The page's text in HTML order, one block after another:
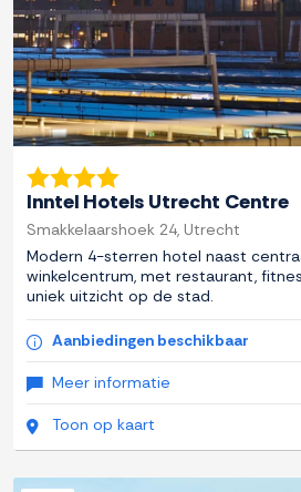
Inntel Hotels Utrecht Centre
Smakkelaarshoek 24, Utrecht
Modern 4-sterren hotel naast
winkelcentrum, met restaurant,
uniek uitzicht op de stad.
Aanbiedingen beschikbaar
Meer informatie
Toon op kaart